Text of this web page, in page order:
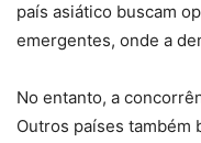
país asiático buscam
emergentes, onde a
No entanto, a
Outros países também